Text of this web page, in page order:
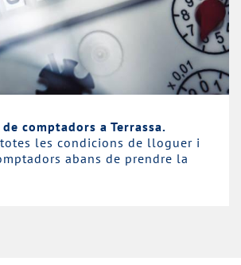
comptadors a Terrassa.
les condicions de lloguer i
abans de prendre la